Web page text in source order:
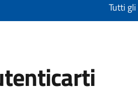
Tutti